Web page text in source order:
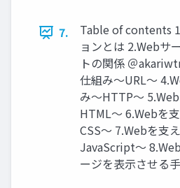
7.
Table of contents
ョンとは 2.Webサ
トの関係 ＠
仕組み〜URL〜
み〜HTTP〜
HTML〜 6.Webを
CSS〜 7.Webを⽀
JavaScript〜
ージを表⽰させる